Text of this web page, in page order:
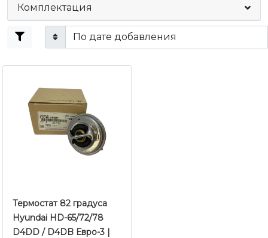
Комплектация
Термостат 82 градуса
Hyundai HD-65/72/78
D4DD / D4DB Евро-3 |